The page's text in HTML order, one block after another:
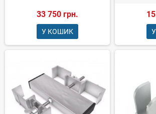
33 750 грн.
У КОШИК